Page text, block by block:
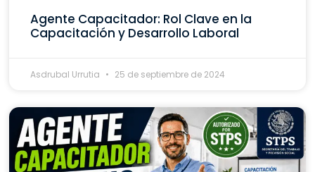
Agente Capacitador: Rol Clave en la
Capacitación y Desarrollo Laboral
Asdrubal Urrutia 25 de septiembre de 2024